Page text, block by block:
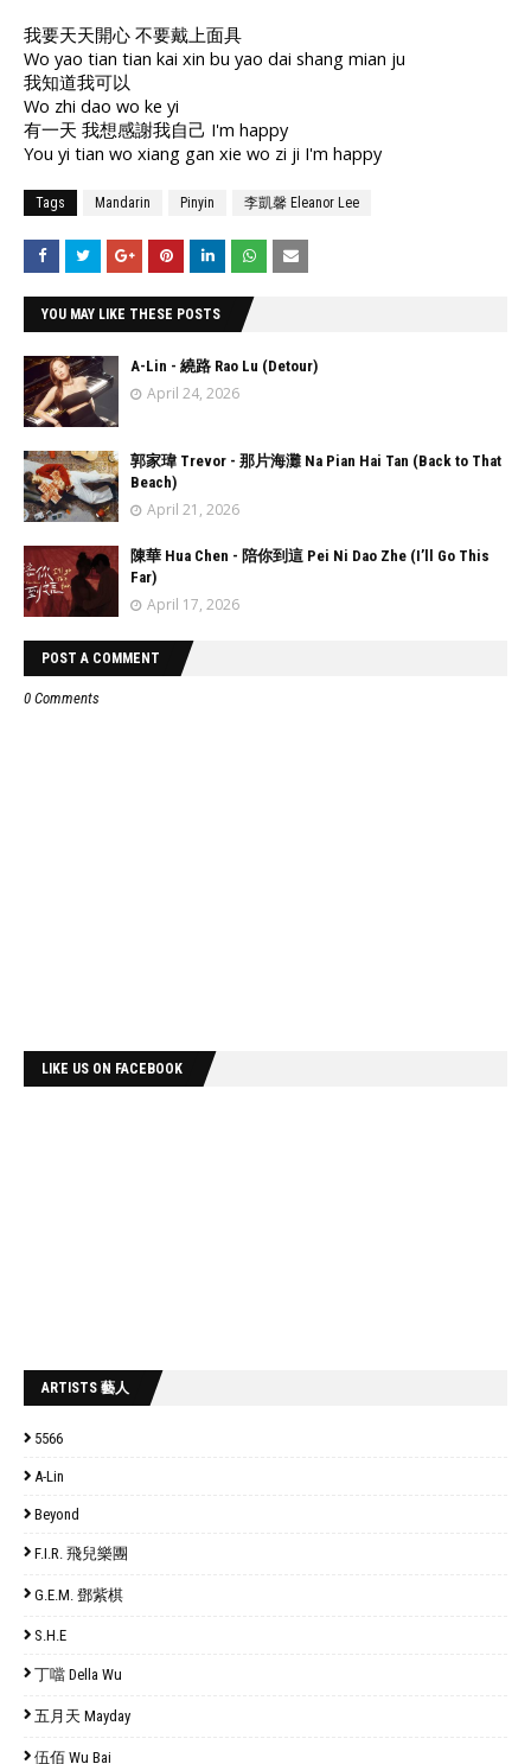
我要天天開心 不要戴上面具
Wo yao tian tian kai xin bu yao dai shang mian ju
我知道我可以
Wo zhi dao wo ke yi
有一天 我想感謝我自己 I'm happy
You yi tian wo xiang gan xie wo zi ji I'm happy
Tags Mandarin Pinyin 李凱馨 Eleanor Lee
YOU MAY LIKE THESE POSTS
A-Lin - 繞路 Rao Lu (Detour)
April 24, 2026
郭家瑋 Trevor - 那片海灘 Na Pian Hai Tan (Back to That
Beach)
April 21, 2026
陳華 Hua Chen - 陪你到這 Pei Ni Dao Zhe (I’ll Go This
Far)
April 17, 2026
POST A COMMENT
0 Comments
LIKE US ON FACEBOOK
ARTISTS 藝人
5566
A-Lin
Beyond
F.I.R. 飛兒樂團
G.E.M. 鄧紫棋
S.H.E
丁噹 Della Wu
五月天 Mayday
伍佰 Wu Bai